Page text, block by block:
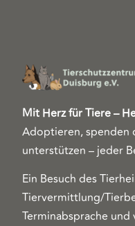
Mit Herz für Tiere –
Adoptieren, spenden
unterstützen – jeder
Ein Besuch des
Tiervermittlung/
Terminabsprache